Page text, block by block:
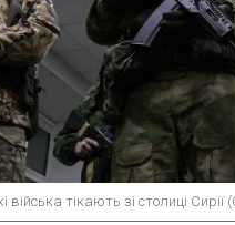
війська тікають зі столиці Сирії